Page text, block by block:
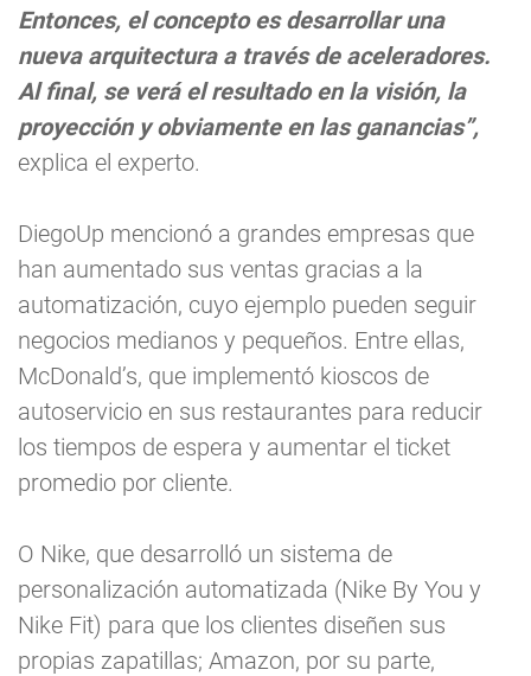
Entonces, el concepto es desarrollar una
nueva arquitectura a través de aceleradores.
Al final, se verá el resultado en la visión, la
proyección y obviamente en las ganancias”,
explica el experto.
DiegoUp mencionó a grandes empresas que
han aumentado sus ventas gracias a la
automatización, cuyo ejemplo pueden seguir
negocios medianos y pequeños. Entre ellas,
McDonald’s, que implementó kioscos de
autoservicio en sus restaurantes para reducir
los tiempos de espera y aumentar el ticket
promedio por cliente.
O Nike, que desarrolló un sistema de
personalización automatizada (Nike By You y
Nike Fit) para que los clientes diseñen sus
propias zapatillas; Amazon, por su parte,